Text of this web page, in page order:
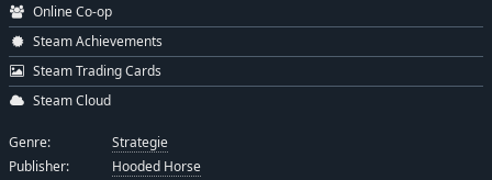
Online Co-op
Steam Achievements
Steam Trading Cards
Steam Cloud
Genre:
Strategie
Publisher:
Hooded Horse